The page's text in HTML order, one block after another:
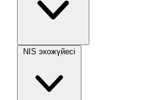
NIS экожүйесі